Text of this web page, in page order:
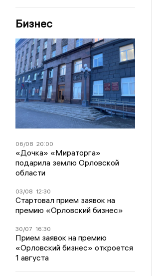
Бизнес
06/08 20:00
«Дочка» «Мираторга»
подарила землю Орловской
области
03/08 12:30
Стартовал прием заявок на
премию «Орловский бизнес»
30/07 16:30
Прием заявок на премию
«Орловский бизнес» откроется
1 августа